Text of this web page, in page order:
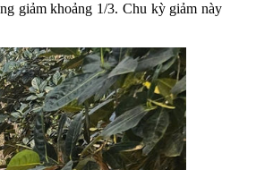
giảm khoảng 1/3. Chu kỳ giảm này